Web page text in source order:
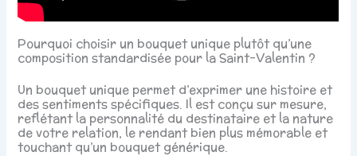
Pourquoi choisir un bouquet unique plutôt qu’une
composition standardisée pour la Saint-Valentin ?
Un bouquet unique permet d’exprimer une histoire et
des sentiments spécifiques. Il est conçu sur mesure,
reflétant la personnalité du destinataire et la nature
de votre relation, le rendant bien plus mémorable et
touchant qu’un bouquet générique.